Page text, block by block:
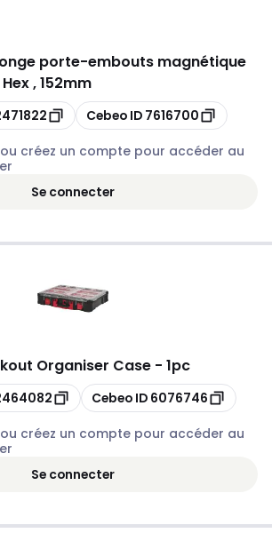
porte-embouts magnétique
, 152mm
Copier
Cebeo ID 7616700
créez un compte pour accéder au
Se connecter
Organiser Case - 1pc
Copier
Cebeo ID 6076746
créez un compte pour accéder au
Se connecter